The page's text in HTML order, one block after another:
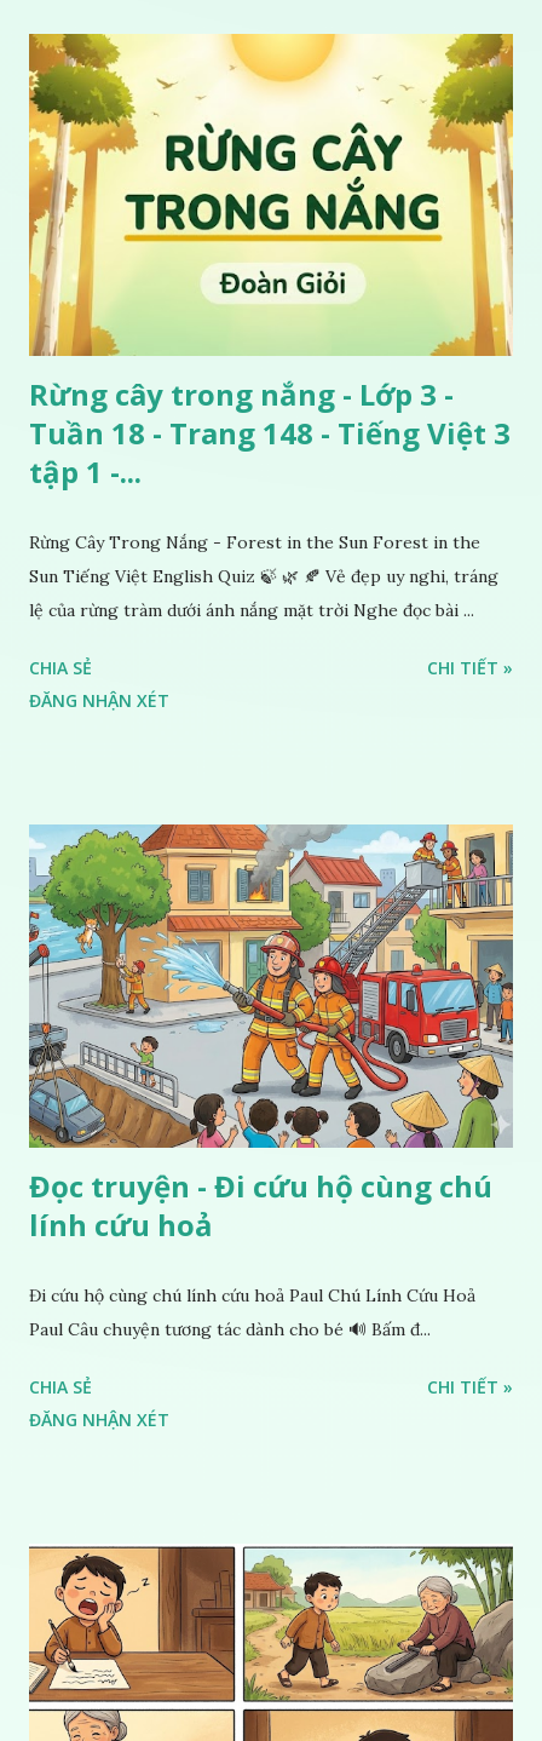
Rừng cây trong nắng - Lớp 3 -
Tuần 18 - Trang 148 - Tiếng Việt 3
tập 1 -...
Rừng Cây Trong Nắng - Forest in the Sun Forest in the
Sun Tiếng Việt English Quiz 🍃 🌿 🍂 Vẻ đẹp uy nghi, tráng
lệ của rừng tràm dưới ánh nắng mặt trời Nghe đọc bài ...
CHIA SẺ
ĐĂNG NHẬN XÉT
CHI TIẾT »
Đọc truyện - Đi cứu hộ cùng chú
lính cứu hoả
Đi cứu hộ cùng chú lính cứu hoả Paul Chú Lính Cứu Hoả
Paul Câu chuyện tương tác dành cho bé 🔊 Bấm đ...
CHIA SẺ
ĐĂNG NHẬN XÉT
CHI TIẾT »